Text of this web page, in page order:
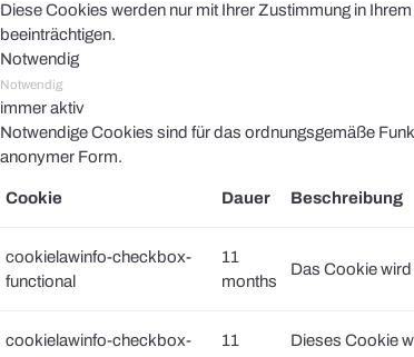
Diese Cookies werden nur mit Ihrer Zustimmung in
beeinträchtigen.
Notwendig
Notwendig
immer aktiv
Notwendige Cookies sind für das ordnungsgemäße
anonymer Form.
Cookie Dauer Beschreibung
cookielawinfo-checkbox-
functional
11
months
Das Cookie
cookielawinfo-checkbox-
11
Dieses Cookie